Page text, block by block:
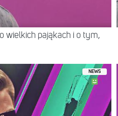
wielkich pająkach i o tym,
NEWS